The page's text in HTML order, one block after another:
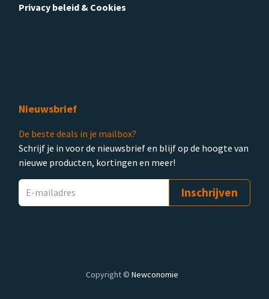
Privacy beleid & Cookies
Nieuwsbrief
De beste deals in je mailbox?
Schrijf je in voor de nieuwsbrief en blijf op de hoogte van
nieuwe producten, kortingen en meer!
Inschrijven
Copyright © Newconomie